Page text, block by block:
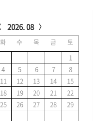
2026. 08
화 수 목 금
토
1
4 5 6 7
8
11 12 13 14
15
18 19 20 21
22
25 26 27 28
29